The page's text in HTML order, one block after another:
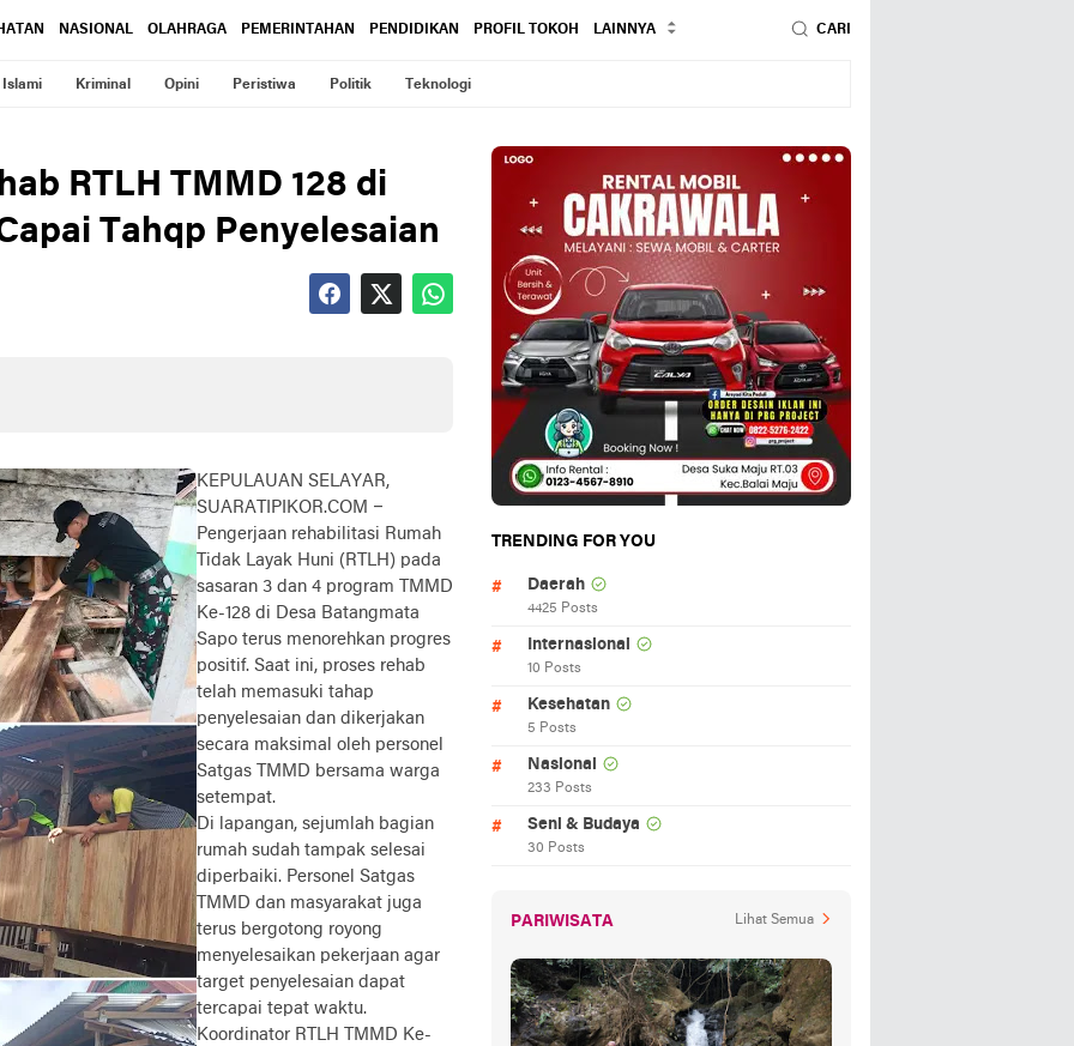
NASIONAL OLAHRAGA PEMERINTAHAN PENDIDIKAN PROFIL TOKOH LAINNYA CARI
Islami Kriminal Opini Peristiwa Politik Teknologi
RTLH TMMD 128 di
Tahqp Penyelesaian
KEPULAUAN SELAYAR,
SUARATIPIKOR.COM –
Pengerjaan rehabilitasi Rumah
Tidak Layak Huni (RTLH) pada
sasaran 3 dan 4 program TMMD
Ke-128 di Desa Batangmata
Sapo terus menorehkan progres
positif. Saat ini, proses rehab
telah memasuki tahap
penyelesaian dan dikerjakan
secara maksimal oleh personel
Satgas TMMD bersama warga
setempat.
Di lapangan, sejumlah bagian
rumah sudah tampak selesai
diperbaiki. Personel Satgas
TMMD dan masyarakat juga
terus bergotong royong
menyelesaikan pekerjaan agar
target penyelesaian dapat
tercapai tepat waktu.
Koordinator RTLH TMMD Ke-
TRENDING FOR YOU
Daerah
4425 Posts
Internasional
10 Posts
Kesehatan
5 Posts
Nasional
233 Posts
Seni & Budaya
30 Posts
PARIWISATA Lihat Semua